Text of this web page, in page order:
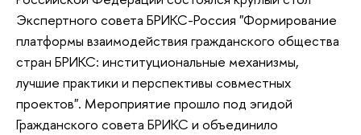
Экспертного совета БРИКС-Россия "Формирование
платформы взаимодействия гражданского общества
стран БРИКС: институциональные механизмы,
лучшие практики и перспективы совместных
проектов". Мероприятие прошло под эгидой
Гражданского совета БРИКС и объединило